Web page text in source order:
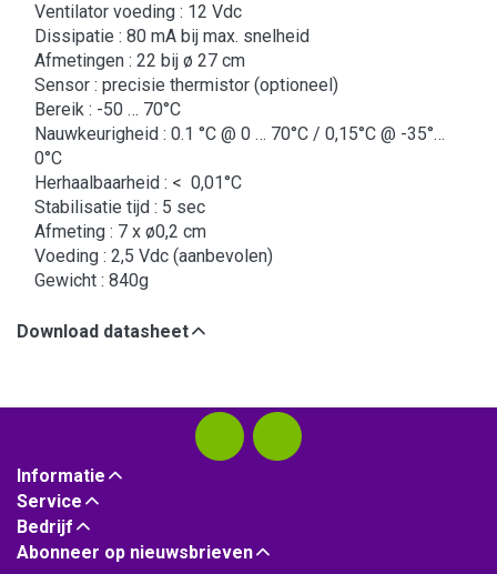
Ventilator voeding : 12 Vdc
Dissipatie : 80 mA bij max. snelheid
Afmetingen : 22 bij ø 27 cm
Sensor : precisie thermistor (optioneel)
Bereik : -50 … 70°C
Nauwkeurigheid : 0.1 °C @ 0 … 70°C / 0,15°C @ -35°…
0°C
Herhaalbaarheid : < 0,01°C
Stabilisatie tijd : 5 sec
Afmeting : 7 x ø0,2 cm
Voeding : 2,5 Vdc (aanbevolen)
Gewicht : 840g
Download datasheet
Informatie
Service
Bedrijf
Abonneer op nieuwsbrieven